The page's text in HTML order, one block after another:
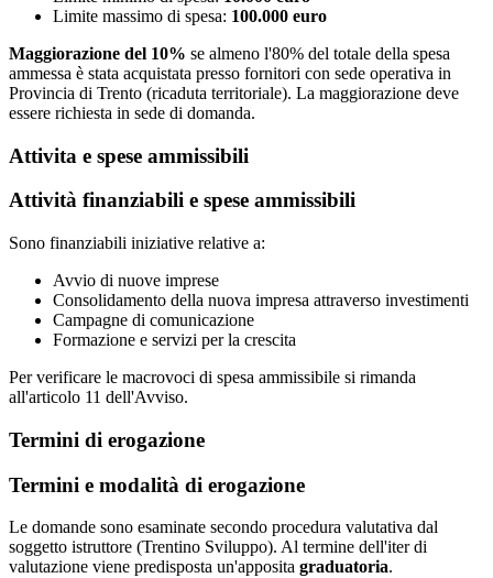
Limite massimo di spesa: 100.000 euro
Maggiorazione del 10% se almeno l'80% del totale della spesa
ammessa è stata acquistata presso fornitori con sede operativa in
Provincia di Trento (ricaduta territoriale). La maggiorazione deve
essere richiesta in sede di domanda.
Attivita e spese ammissibili
Attività finanziabili e spese ammissibili
Sono finanziabili iniziative relative a:
Avvio di nuove imprese
Consolidamento della nuova impresa attraverso investimenti
Campagne di comunicazione
Formazione e servizi per la crescita
Per verificare le macrovoci di spesa ammissibile si rimanda
all'articolo 11 dell'Avviso.
Termini di erogazione
Termini e modalità di erogazione
Le domande sono esaminate secondo procedura valutativa dal
soggetto istruttore (Trentino Sviluppo). Al termine dell'iter di
valutazione viene predisposta un'apposita graduatoria.